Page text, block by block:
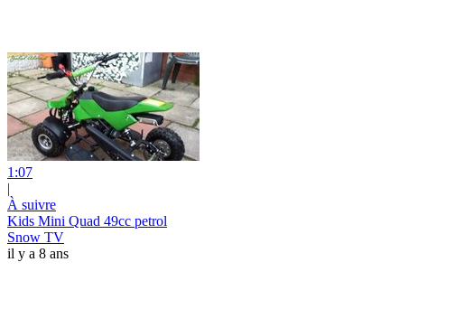
1:07
|
À suivre
Kids Mini Quad 49cc petrol
Snow TV
il y a 8 ans